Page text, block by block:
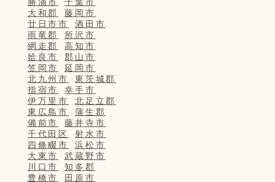
大和郡
藤岡市
廿日市市
酒田市
雨竜郡
所沢市
網走郡
高知市
姶良市
郡山市
笠岡市
延岡市
北九州市
東茨城郡
指宿市
幸手市
伊万里市
北足立郡
東広島市
蒲生郡
備前市
藤井寺市
千代田区
射水市
四條畷市
浜松市
大東市
武蔵野市
川口市
知多郡
豊橋市
田原市